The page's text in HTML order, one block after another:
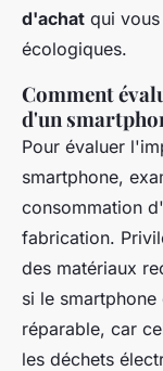
d'achat qui
écologiques.
Comment
d'un
Pour évaluer
smartphone,
consommation
fabrication.
des matériaux
si le
réparable, car
les déchets